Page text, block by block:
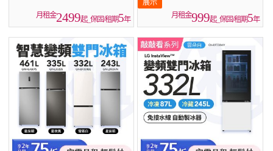
（WD-S2220B）
2499起_保固/租期5年 999起_保固/租期5年